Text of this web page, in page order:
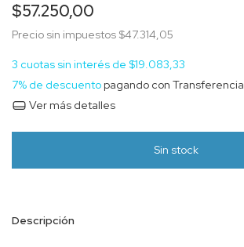
$57.250,00
Precio sin impuestos $47.314,05
3 cuotas sin interés de $19.083,33
7% de descuento pagando con Transferencia
Ver más detalles
Descripción